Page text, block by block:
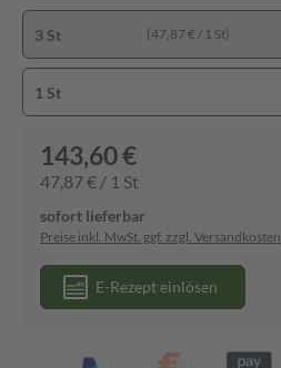
3 St (47,87 € / 1 St)
1 St
143,60 €
47,87 € / 1 St
sofort lieferbar
Preise inkl. MwSt. ggf. zzgl. Versandkosten
E-Rezept einlösen